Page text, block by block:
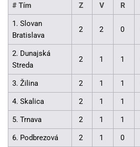
# Tím Z V R
1. Slovan
Bratislava
2 2 0
2. Dunajská
Streda
2 1 1
3. Žilina 2 1 1
4. Skalica 2 1 1
5. Trnava 2 1 1
6. Podbrezová 2 1 0